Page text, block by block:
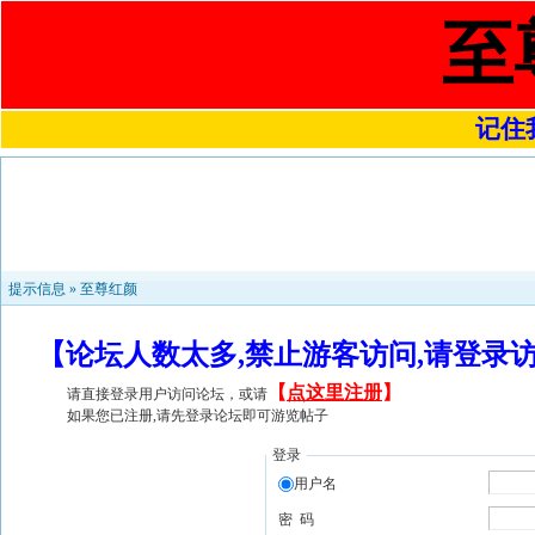
至
记住
提示信息 » 至尊红颜
【论坛人数太多,禁止游客访问,请登
请直接登录用户访问论坛，或请 【 点这里注册】
如果您已注册,请先登录论坛即可游览帖子
登录
用户名
密 码